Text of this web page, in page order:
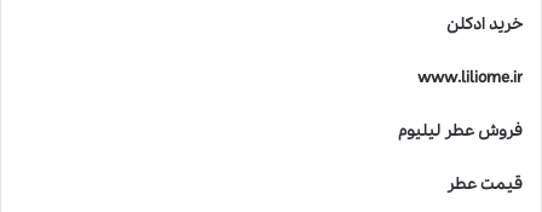
خرید ادکلن
www.liliome.ir
فروش عطر لیلیوم
قیمت عطر